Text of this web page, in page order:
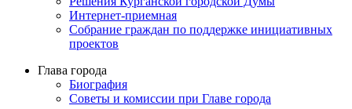
Интернет-приемная
Собрание граждан по поддержке инициативных
проектов
Глава города
Биография
Советы и комиссии при Главе города